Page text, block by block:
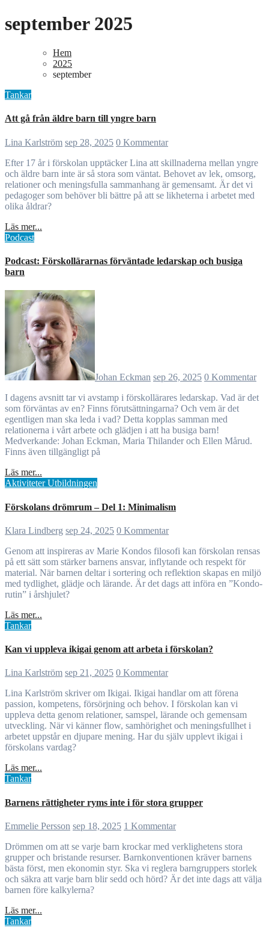
september 2025
Hem
2025
september
Tankar
Att gå från äldre barn till yngre barn
Lina Karlström sep 28, 2025 0 Kommentar
Efter 17 år i förskolan upptäcker Lina att skillnaderna mellan yngre
och äldre barn inte är så stora som väntat. Behovet av lek, omsorg,
relationer och meningsfulla sammanhang är gemensamt. Är det vi
pedagoger som behöver bli bättre på att se likheterna i arbetet med
olika åldrar?
Läs mer...
Podcast
Podcast: Förskollärarnas förväntade ledarskap och busiga
barn
Johan Eckman sep 26, 2025 0 Kommentar
I dagens avsnitt tar vi avstamp i förskollärares ledarskap. Vad är det
som förväntas av en? Finns förutsättningarna? Och vem är det
egentligen man ska leda i vad? Detta kopplas samman med
relationerna i vårt arbete och glädjen i att ha busiga barn!
Medverkande: Johan Eckman, Maria Thilander och Ellen Mårud.
Finns även tillgängligt på
Läs mer...
AktiviteterUtbildningen
Förskolans drömrum – Del 1: Minimalism
Klara Lindberg sep 24, 2025 0 Kommentar
Genom att inspireras av Marie Kondos filosofi kan förskolan rensas
på ett sätt som stärker barnens ansvar, inflytande och respekt för
material. När barnen deltar i sortering och reflektion skapas en miljö
med tydlighet, glädje och lärande. Är det dags att införa en ”Kondo-
rutin” i årshjulet?
Läs mer...
Tankar
Kan vi uppleva ikigai genom att arbeta i förskolan?
Lina Karlström sep 21, 2025 0 Kommentar
Lina Karlström skriver om Ikigai. Ikigai handlar om att förena
passion, kompetens, försörjning och behov. I förskolan kan vi
uppleva detta genom relationer, samspel, lärande och gemensam
utveckling. När vi känner flow, samhörighet och meningsfullhet i
arbetet uppstår en djupare mening. Har du själv upplevt ikigai i
förskolans vardag?
Läs mer...
Tankar
Barnens rättigheter ryms inte i för stora grupper
Emmelie Persson sep 18, 2025 1 Kommentar
Drömmen om att se varje barn krockar med verklighetens stora
grupper och bristande resurser. Barnkonventionen kräver barnens
bästa först, men ekonomin styr. Ska vi reglera barngruppers storlek
och säkra att varje barn blir sedd och hörd? Är det inte dags att välja
barnen före kalkylerna?
Läs mer...
Tankar